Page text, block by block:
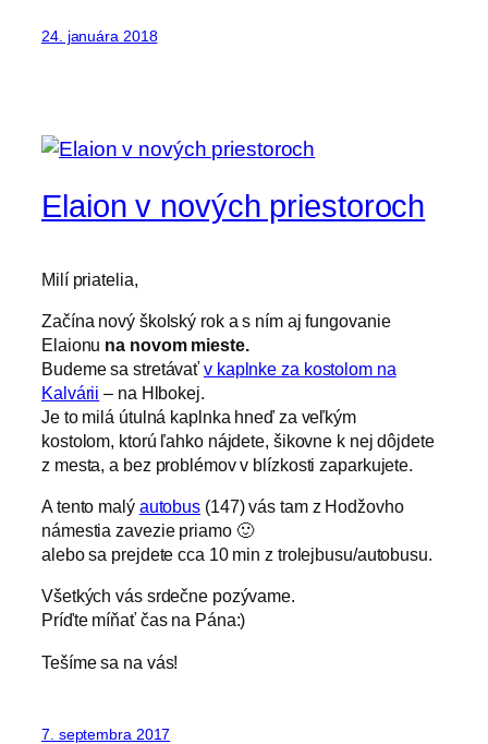
24. januára 2018
Elaion v nových priestoroch
Milí priatelia,
Začína nový školský rok a s ním aj fungovanie
Elaionu na novom mieste.
Budeme sa stretávaťv kaplnke za kostolom na
Kalvárii – na Hlbokej.
Je to milá útulná kaplnka hneď za veľkým
kostolom, ktorú ľahko nájdete, šikovne k nej dôjdete
z mesta, a bez problémov v blízkosti zaparkujete.
A tento malý autobus (147) vás tam z Hodžovho
námestia zavezie priamo 🙂
alebo sa prejdete cca 10 min z trolejbusu/autobusu.
Všetkých vás srdečne pozývame.
Príďte míňať čas na Pána:)
Tešíme sa na vás!
7. septembra 2017